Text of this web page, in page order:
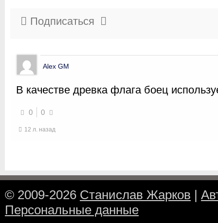
Подписаться
Alex GM
В качестве древка флага боец
0 0
12 л. назад
© 2009-2026 Станислав Жарков |
Персональные данные